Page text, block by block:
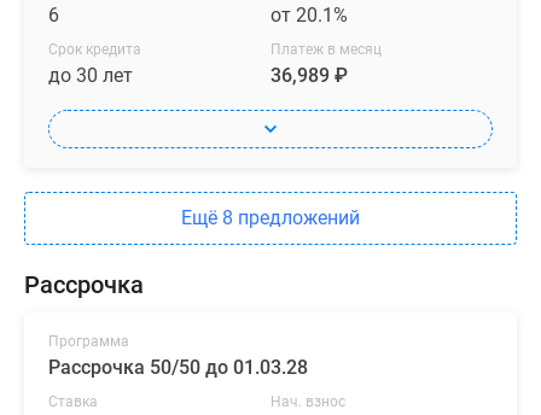
6 от 20.1%
Срок кредита
до 30 лет
Платеж в месяц
36,989 ₽
Ещё 8 предложений
Рассрочка
Программа
Рассрочка 50/50 до 01.03.28
Ставка Нач. взнос